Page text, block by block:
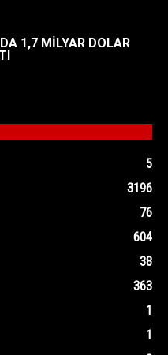
1,7 MİLYAR DOLAR
5
3196
76
604
38
363
1
1